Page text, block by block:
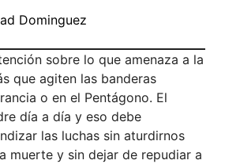
Dominguez
sobre lo que amenaza a la
que agiten las banderas
o en el Pentágono. El
día a día y eso debe
las luchas sin aturdirnos
muerte y sin dejar de repudiar a